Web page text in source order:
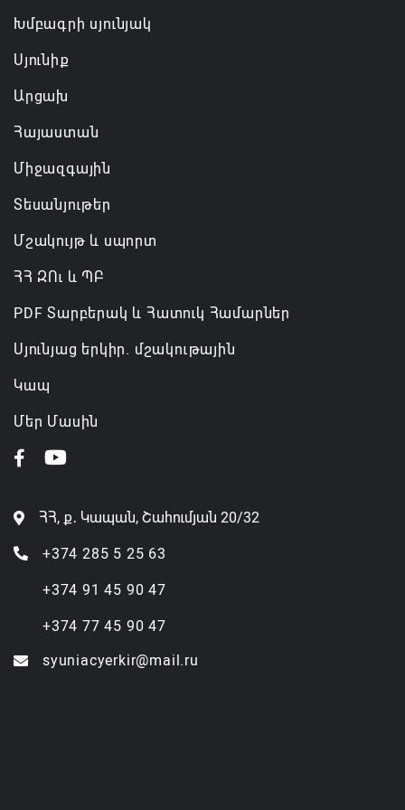
Խմբագրի սյունյակ
Սյունիք
Արցախ
Հայաստան
Միջազգային
Տեսանյութեր
Մշակույթ և սպորտ
ՀՀ ԶՈւ և ՊԲ
PDF Տարբերակ և Հատուկ Համարներ
Սյունյաց երկիր. մշակութային
Կապ
Մեր Մասին
ՀՀ, ք․ Կապան, Շահումյան 20/32
+374 285 5 25 63
+374 91 45 90 47
+374 77 45 90 47
syuniacyerkir@mail.ru